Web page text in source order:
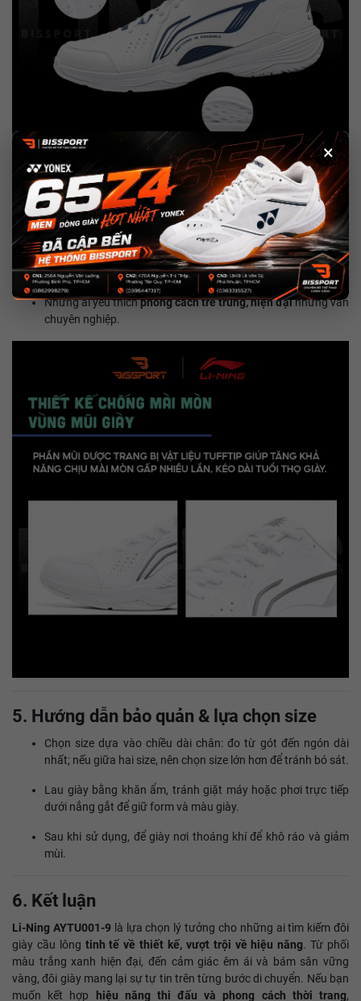
×
4. Đối tượng phù hợp
Người chơi phong trào hoặc bán chuyên cần giàyêm, nhẹ và
bám sân tốt.
Vận động viên thường xuyên tập luyện, thi đấu muốn giảm áp
lực lên chân và khớp.
Những ai yêu thíchphong cách trẻ trung, hiện đạinhưng vẫn
chuyên nghiệp.
5. Hướng dẫn bảo quản & lựa chọn size
Chọn size dựa vào chiều dài chân: đo từ gót đến ngón dài
nhất; nếu giữa hai size, nên chọn size lớn hơn để tránh bó sát.
Lau giày bằng khăn ẩm, tránh giặt máy hoặc phơi trực tiếp
dưới nắng gắt để giữ form và màu giày.
Sau khi sử dụng, để giày nơi thoáng khí để khô ráo và giảm
mùi.
6. Kết luận
Li‑Ning AYTU001‑9là lựa chọn lý tưởng cho những ai tìm kiếm đôi
giày cầu lông tinh tế về thiết kế, vượt trội về hiệu năng. Từ phối
màu trắng xanh hiện đại, đến cảm giác êm ái và bám sân vững
vàng, đôi giày mang lại sự tự tin trên từng bước di chuyển. Nếu bạn
muốn kết hợp
hiệu năng thi đấu và phong cách thời trang,